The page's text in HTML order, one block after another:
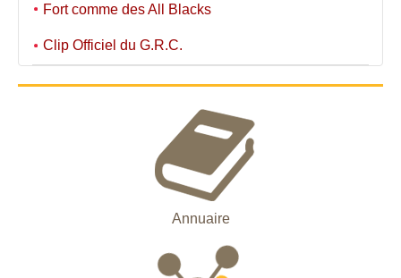
Fort comme des All Blacks
Clip Officiel du G.R.C.
Annuaire